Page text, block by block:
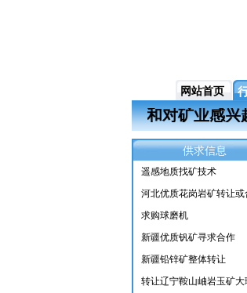
网站首页
向各地拥有矿业和对矿业感兴
供求信息
遥感地质找矿技术
河北优质花岗岩矿转让或
求购球磨机
新疆优质钒矿寻求合作
新疆铅锌矿整体转让
转让辽宁鞍山岫岩玉矿大